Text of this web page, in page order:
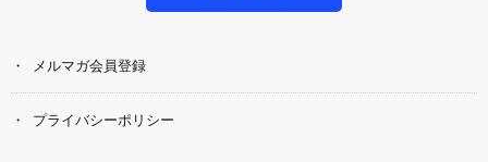
メルマガ会員登録
プライバシーポリシー